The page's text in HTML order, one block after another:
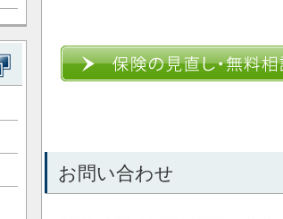
お問い合わせ